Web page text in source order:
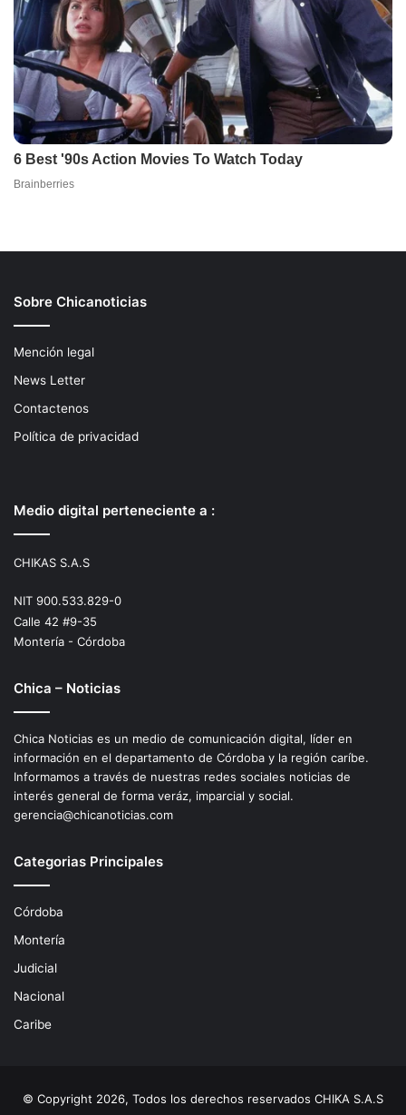
Sobre Chicanoticias
Mención legal
News Letter
Contactenos
Política de privacidad
Medio digital perteneciente a :
CHIKAS S.A.S
NIT 900.533.829-0
Calle 42 #9-35
Montería - Córdoba
Chica – Noticias
Chica Noticias es un medio de comunicación digital, líder en
información en el departamento de Córdoba y la región caríbe.
Informamos a través de nuestras redes sociales noticias de
interés general de forma veráz, imparcial y social.
gerencia@chicanoticias.com
Categorias Principales
Córdoba
Montería
Judicial
Nacional
Caribe
© Copyright 2026, Todos los derechos reservados CHIKA S.A.S